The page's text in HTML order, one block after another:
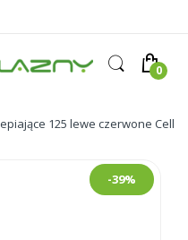
125 lewe czerwone
-39%